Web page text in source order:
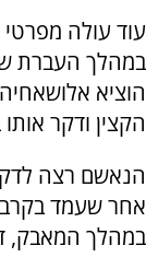
עוד עולה
במהלך העברת
הוציא
הקצין ודקר אותו
הנאשם רצה
אחר שעמד
במהלך המאבק,